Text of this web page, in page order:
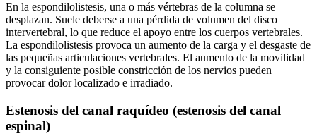
En la espondilolistesis, una o más vértebras de la columna se
desplazan. Suele deberse a una pérdida de volumen del disco
intervertebral, lo que reduce el apoyo entre los cuerpos vertebrales.
La espondilolistesis provoca un aumento de la carga y el desgaste de
las pequeñas articulaciones vertebrales. El aumento de la movilidad
y la consiguiente posible constricción de los nervios pueden
provocar dolor localizado e irradiado.
Estenosis del canal raquídeo (estenosis del canal
espinal)